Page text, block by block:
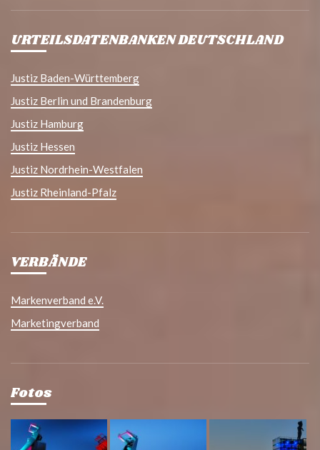
URTEILSDATENBANKEN DEUTSCHLAND
Justiz Baden-Württemberg
Justiz Berlin und Brandenburg
Justiz Hamburg
Justiz Hessen
Justiz Nordrhein-Westfalen
Justiz Rheinland-Pfalz
VERBÄNDE
Markenverband e.V.
Marketingverband
Fotos